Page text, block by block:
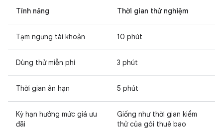
Tính năng Thời gian thử nghiệm
Tạm ngưng tài khoản 10 phút
Dùng thử miễn phí 3 phút
Thời gian ân hạn 5 phút
Kỳ hạn hưởng mức giá ưu
đãi
Giống như thời gian kiểm
thử của gói thuê bao